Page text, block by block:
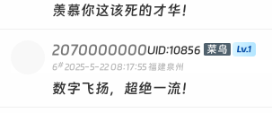
羡慕你这该死的才华！
2070000000UID:10856 菜鸟
6# 2025-5-22 08:17:55 福建泉州
数字飞扬，超绝一流！